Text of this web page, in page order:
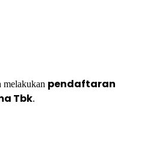
melakukan pendaftaran
Tbk.